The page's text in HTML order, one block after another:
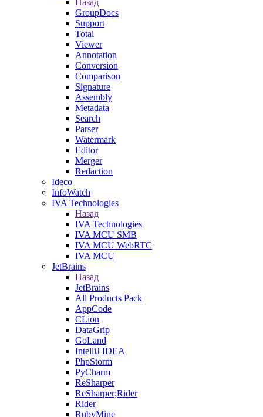
Назад
GroupDocs
Support
Total
Viewer
Annotation
Conversion
Comparison
Signature
Assembly
Metadata
Search
Parser
Watermark
Editor
Merger
Redaction
Ideco
InfoWatch
IVA Technologies
Назад
IVA Technologies
IVA MCU SMB
IVA MCU WebRTC
IVA MCU
JetBrains
Назад
JetBrains
All Products Pack
AppCode
CLion
DataGrip
GoLand
IntelliJ IDEA
PhpStorm
PyCharm
ReSharper
ReSharper;Rider
Rider
RubyMine